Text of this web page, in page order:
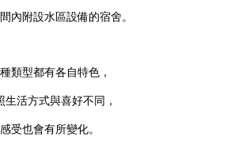
內附設水區設備的宿舍。
類型都有各自特色，
生活方式與喜好不同，
感受也會有所變化。